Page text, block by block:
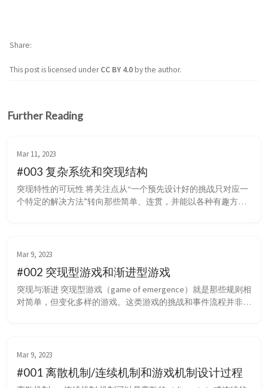
This post is licensed underCC BY 4.0by the author.
Share
Further Reading
Mar 11, 2023
#003 复杂系统和突现结构
突现特性的可玩性 将关注点从“一个预先设计好的挑战只对应一
个特定的解决方法”转向那些简单、连贯，并能以各种有趣方式
指系统由许多部分组成，这些组成单个来看一般都很容易理解，
也容易模拟出来，但...
Mar 9, 2023
#002 突现型游戏和渐进型游戏
突现与渐进 突现型游戏（game of emergence）就是那些规则相
对简单，但变化多样的游戏。这类游戏的挑战和事件流程并非事
的总体流程，用突现型制作机制、事件、多种解决方法 大...
Mar 9, 2023
#001 离散机制/连续机制和游戏机制设计过程